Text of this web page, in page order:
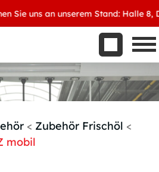
uns an unserem Stand: Halle 8,
Aktuelles
Kontakt
werden
< Zubehör Frischöl <
mobil